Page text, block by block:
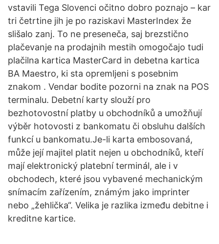
vstavili Tega Slovenci očitno dobro poznajo – kar
tri četrtine jih je po raziskavi MasterIndex že
slišalo zanj. To ne preseneča, saj brezstično
plačevanje na prodajnih mestih omogočajo tudi
plačilna kartica MasterCard in debetna kartica
BA Maestro, ki sta opremljeni s posebnim
znakom . Vendar bodite pozorni na znak na POS
terminalu. Debetní karty slouží pro
bezhotovostní platby u obchodníků a umožňují
výběr hotovosti z bankomatu či obsluhu dalších
funkcí u bankomatu.Je-li karta embosovaná,
může její majitel platit nejen u obchodníků, kteří
mají elektronický platební terminál, ale i v
obchodech, které jsou vybavené mechanickým
snímacím zařízením, známým jako imprinter
nebo „žehlička“. Velika je razlika između debitne i
kreditne kartice.